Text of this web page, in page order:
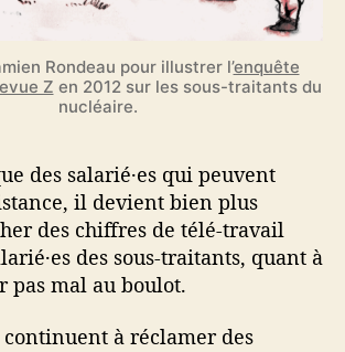
Rondeau pour illustrer l’enquête
Z en 2012 sur les sous-traitants du
nucléaire.
des salarié·es qui peuvent
il devient bien plus
des chiffres de télé-travail
des sous-traitants, quant à
pas mal au boulot.
continuent à réclamer des